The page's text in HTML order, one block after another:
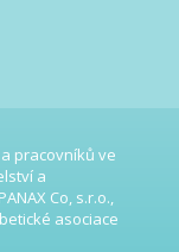
pracovníků ve
a
Co, s.r.o.,
asociace